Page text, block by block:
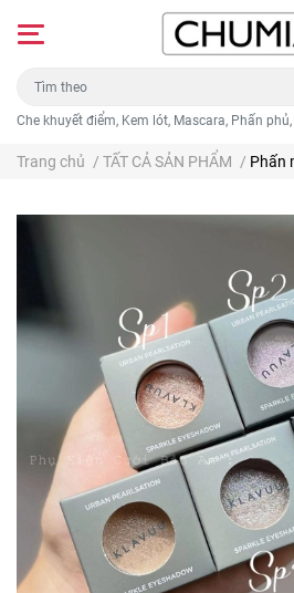
Che khuyết điểm, Kem lót, Mascara, Phấn
Trang chủ / TẤT CẢ SẢN PHẨM / Phấn